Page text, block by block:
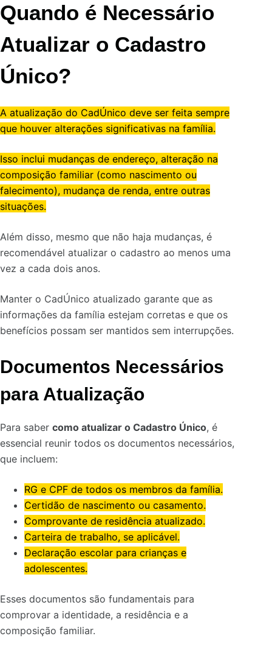
Quando é Necessário
Atualizar o Cadastro
Único?
A atualização do CadÚnico deve ser feita sempre
que houver alterações significativas na família.
Isso inclui mudanças de endereço, alteração na
composição familiar (como nascimento ou
falecimento), mudança de renda, entre outras
situações.
Além disso, mesmo que não haja mudanças, é
recomendável atualizar o cadastro ao menos uma
vez a cada dois anos.
Manter o CadÚnico atualizado garante que as
informações da família estejam corretas e que os
benefícios possam ser mantidos sem interrupções.
Documentos Necessários
para Atualização
Para saber como atualizar o Cadastro Único, é
essencial reunir todos os documentos necessários,
que incluem:
RG e CPF de todos os membros da família.
Certidão de nascimento ou casamento.
Comprovante de residência atualizado.
Carteira de trabalho, se aplicável.
Declaração escolar para crianças e
adolescentes.
Esses documentos são fundamentais para
comprovar a identidade, a residência e a
composição familiar.